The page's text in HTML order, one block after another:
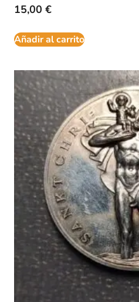
15,00 €
Añadir al carrito